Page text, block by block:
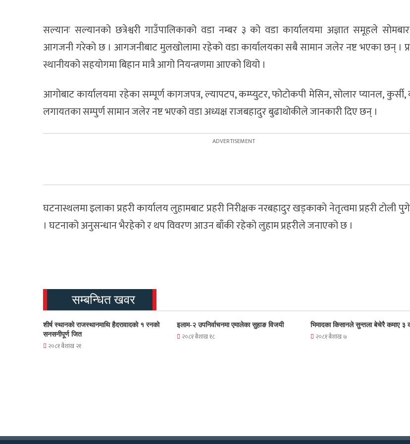
सल्यानः सल्यानको छत्रेश्वरी गाउँपालिकाको वडा नम्बर ३ को वडा कार्यालयमा अज्ञात समूहले
आगजनी गरेको छ । आगजनीबाट मुलखोलामा रहेको वडा कार्यालयका सबै सामान जलेर नष्ट भएका छन् ।
स्थानीयको सहयोगमा बिहान मात्रै आगो नियन्त्रणमा आएको थियो ।
आगोबाट कार्यालयमा रहेका सम्पूर्ण कागजपत्र, ल्यापटप, कम्प्युटर, फोटोकपी मेसिन, सोलार प्यानल, कुर्सी,
लगायतका सम्पुर्ण सामान जलेर नष्ट भएको वडा अध्यक्ष राजबहादुर बुढाथोकीले जानकारी दिए छन् ।
घटनास्थलमा इलाका प्रहरी कार्यालय लुहामबाट प्रहरी निरीक्षक नरबहादुर खड्काको नेतृत्वमा प्रहरी टोली
। घटनाको अनुसन्धान भैरहेको र थप विवरण आउन बाँकी रहेको लुहाम प्रहरीले जनाएको छ ।
सम्बन्धित खवर
शीर्ष स्थानको राजस्थानमाथि हैदरावादको १ रनको
सनसनीपूर्ण जित
२०८१ बैशाख २१
इलाम-२ उपनिर्वाचनमा एमालेका सुहाङ विजयी
२०८१ बैशाख १८
भिमादका किसानले सुन्तला बेचेरै कमाए ३
२०८१ बैशाख ७